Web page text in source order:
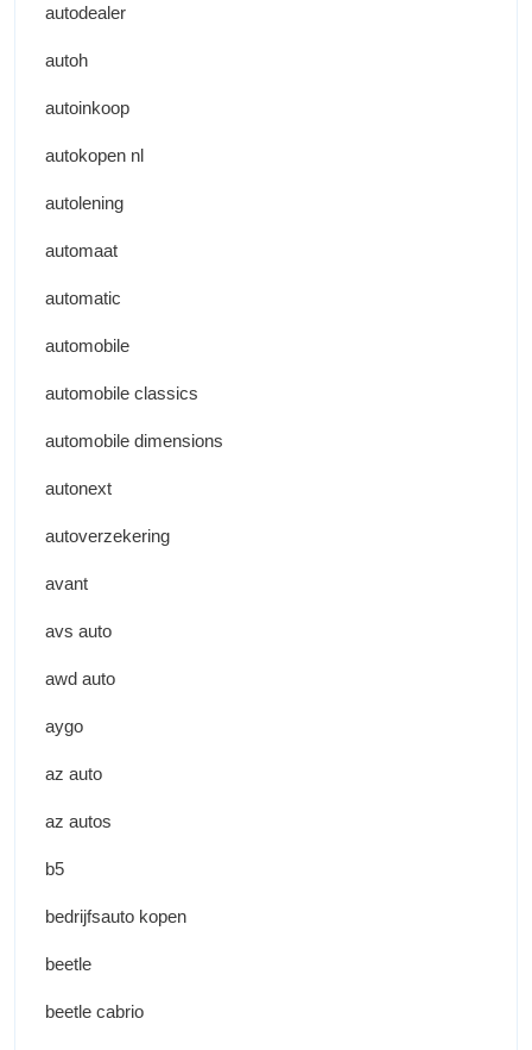
autodealer
autoh
autoinkoop
autokopen nl
autolening
automaat
automatic
automobile
automobile classics
automobile dimensions
autonext
autoverzekering
avant
avs auto
awd auto
aygo
az auto
az autos
b5
bedrijfsauto kopen
beetle
beetle cabrio